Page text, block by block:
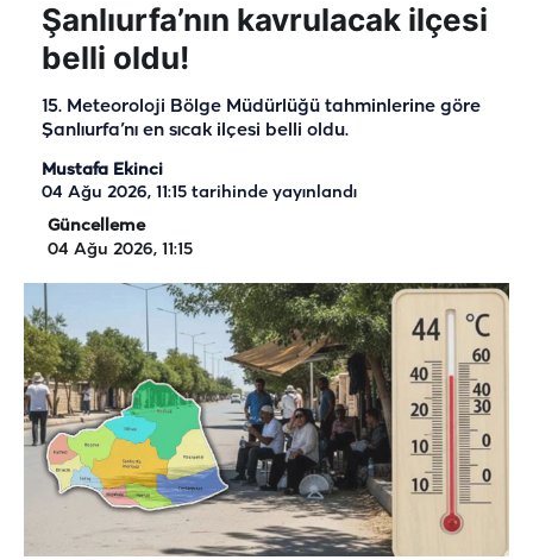
Şanlıurfa’nın kavrulacak ilçesi
belli oldu!
15. Meteoroloji Bölge Müdürlüğü tahminlerine göre
Şanlıurfa’nı en sıcak ilçesi belli oldu.
Mustafa Ekinci
04 Ağu 2026, 11:15 tarihinde yayınlandı
Güncelleme
04 Ağu 2026, 11:15